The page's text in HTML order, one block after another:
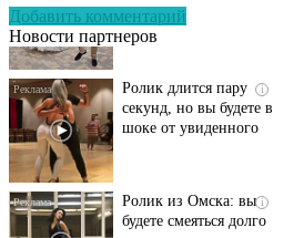
Добавить комментарий
Новости партнеров
шоке от увиденного